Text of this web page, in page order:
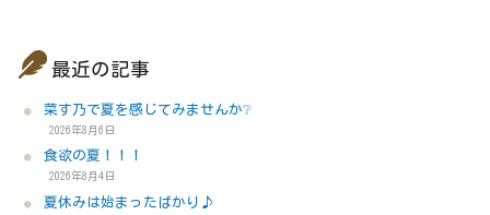
最近の記事
菜す乃で夏を感じてみませんか❔
2026年8月6日
食欲の夏！！！
2026年8月4日
夏休みは始まったばかり♪